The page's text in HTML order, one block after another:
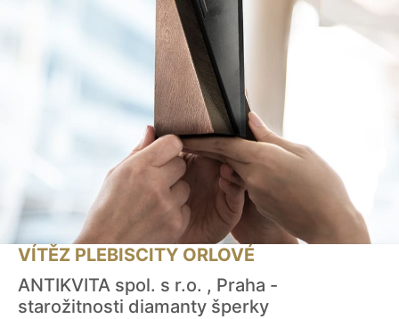
VÍTĚZ PLEBISCITY ORLOVÉ
ANTIKVITA spol. s r.o. , Praha -
starožitnosti diamanty šperky